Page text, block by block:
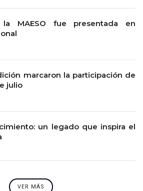
MAESO fue presentada en
marcaron la participación de
julio
un legado que inspira el
VER MÁS